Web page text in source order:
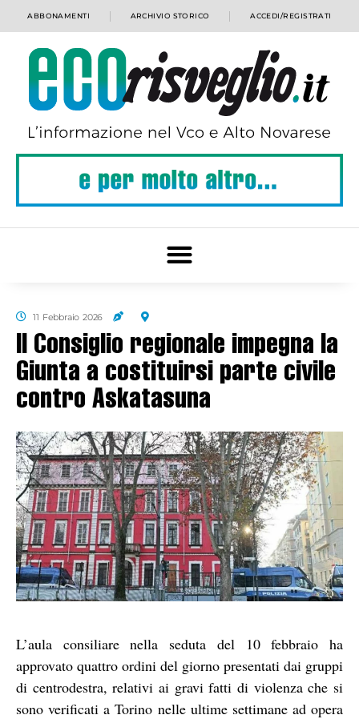
ABBONAMENTI ARCHIVIO STORICO ACCEDI/REGISTRATI
11 Febbraio 2026
Il Consiglio regionale impegna la
Giunta a costituirsi parte civile
contro Askatasuna
L’aula consiliare nella seduta del 10 febbraio ha
approvato quattro ordini del giorno presentati dai gruppi
di centrodestra, relativi ai gravi fatti di violenza che si
sono verificati a Torino nelle ultime settimane ad opera